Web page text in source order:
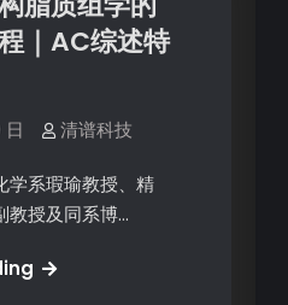
｜AC综述特
日 清谱科技
学系瑕瑜教授、精
教授及同系博…